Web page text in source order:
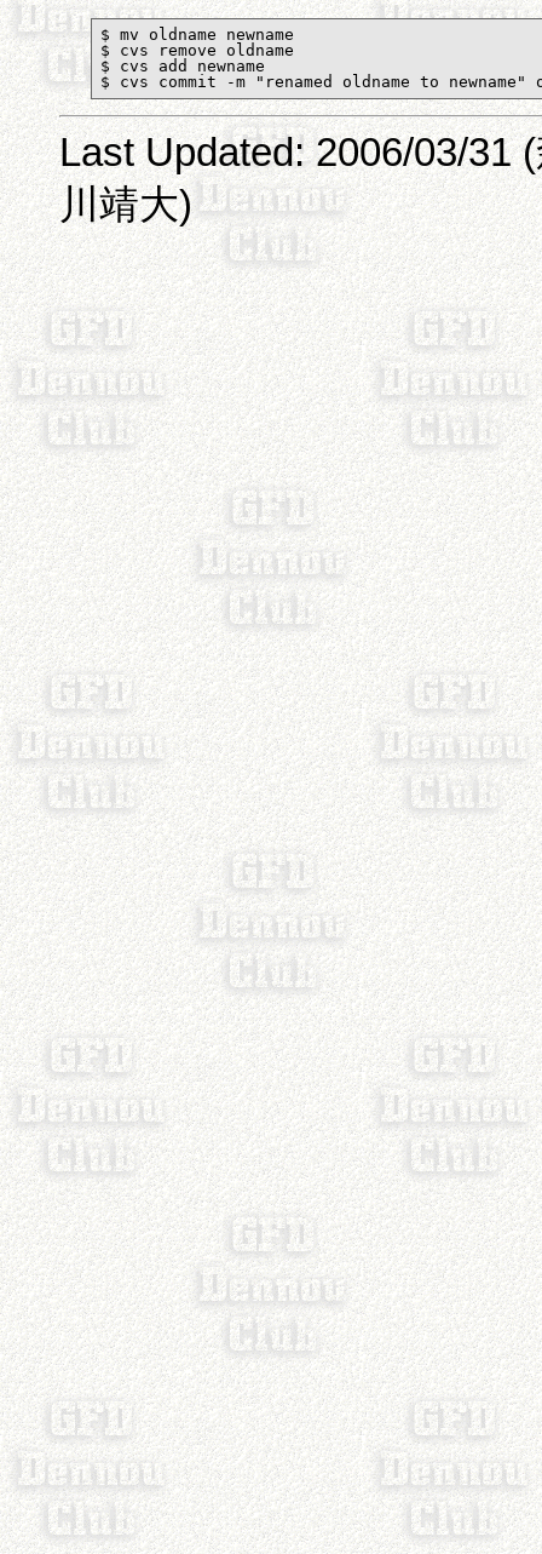
$ mv oldname newname
$ cvs remove oldname
$ cvs add newname
$ cvs commit -m "renamed oldname to newname"
Last Updated: 2006/03/31
川靖大)